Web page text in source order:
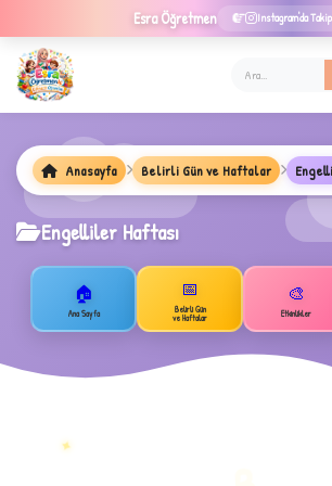
Esra Öğretmen Instagram'da
✦
Anasayfa Belirli Gün ve Haftalar
Engelliler Haftası
🏠
Ana Sayfa
📅
Belirli Gün
ve Haftalar
🎨
Etkinlikler